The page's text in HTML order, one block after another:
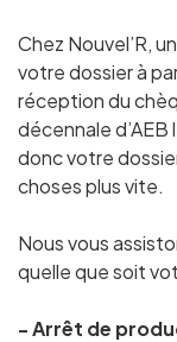
Chez Nouvel’R,
votre dossier à
réception du
décennale
donc votre
choses plus vite.
Nous vous
quelle que soit
- Arrêt de